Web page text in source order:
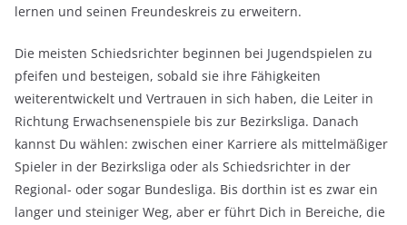
lernen und seinen Freundeskreis zu erweitern.
Die meisten Schiedsrichter beginnen bei Jugendspielen zu
pfeifen und besteigen, sobald sie ihre Fähigkeiten
weiterentwickelt und Vertrauen in sich haben, die Leiter in
Richtung Erwachsenenspiele bis zur Bezirksliga. Danach
kannst Du wählen: zwischen einer Karriere als mittelmäßiger
Spieler in der Bezirksliga oder als Schiedsrichter in der
Regional- oder sogar Bundesliga. Bis dorthin ist es zwar ein
langer und steiniger Weg, aber er führt Dich in Bereiche, die